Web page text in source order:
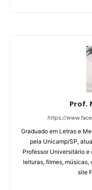
Prof.
https://
Graduado em Letras e
pela Unicamp/SP,
Professor Universitário e
leituras, filmes,
site